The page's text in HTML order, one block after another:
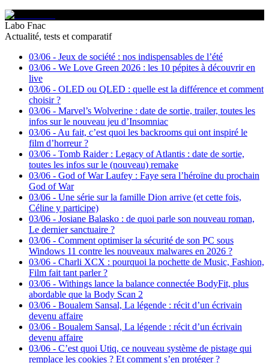
Labo Fnac
Actualité, tests et comparatif
03/06 - Jeux de société : nos indispensables de l’été
03/06 - We Love Green 2026 : les 10 pépites à découvrir en
live
03/06 - OLED ou QLED : quelle est la différence et comment
choisir ?
03/06 - Marvel’s Wolverine : date de sortie, trailer, toutes les
infos sur le nouveau jeu d’Insomniac
03/06 - Au fait, c’est quoi les backrooms qui ont inspiré le
film d’horreur ?
03/06 - Tomb Raider : Legacy of Atlantis : date de sortie,
toutes les infos sur le (nouveau) remake
03/06 - God of War Laufey : Faye sera l’héroïne du prochain
God of War
03/06 - Une série sur la famille Dion arrive (et cette fois,
Céline y participe)
03/06 - Josiane Balasko : de quoi parle son nouveau roman,
Le dernier sanctuaire ?
03/06 - Comment optimiser la sécurité de son PC sous
Windows 11 contre les nouveaux malwares en 2026 ?
03/06 - Charli XCX : pourquoi la pochette de Music, Fashion,
Film fait tant parler ?
03/06 - Withings lance la balance connectée BodyFit, plus
abordable que la Body Scan 2
03/06 - Boualem Sansal, La légende : récit d’un écrivain
devenu affaire
03/06 - Boualem Sansal, La légende : récit d’un écrivain
devenu affaire
03/06 - C’est quoi Utiq, ce nouveau système de pistage qui
remplace les cookies ? Et comment s’en protéger ?